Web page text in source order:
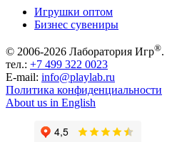
Игрушки оптом
Бизнес сувениры
© 2006-2026 Лаборатория Игр®.
тел.: +7 499 322 0023
E-mail: info@playlab.ru
Политика конфиденциальности
About us in English